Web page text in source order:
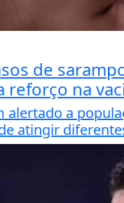
de
reforço na
alertado a
atingir